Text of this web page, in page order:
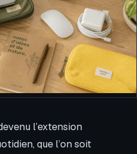
l’extension
que l’on soit